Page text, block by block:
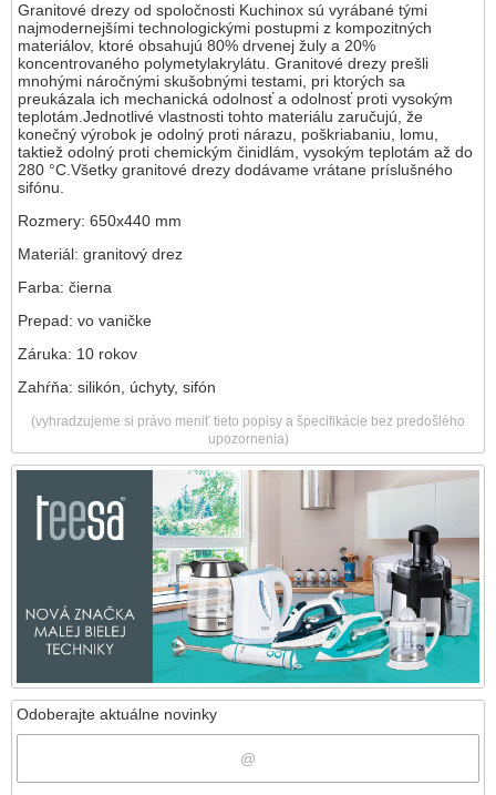
Odoberajte aktuálne novinky
Granitové drezy od spoločnosti Kuchinox sú vyrábané tými
najmodernejšími technologickými postupmi z kompozitných
materiálov, ktoré obsahujú 80% drvenej žuly a 20%
koncentrovaného polymetylakrylátu. Granitové drezy prešli
mnohými náročnými skušobnými testami, pri ktorých sa
preukázala ich mechanická odolnosť a odolnosť proti vysokým
teplotám.Jednotlivé vlastnosti tohto materiálu zaručujú, že
konečný výrobok je odolný proti nárazu, poškriabaniu, lomu,
taktiež odolný proti chemickým činidlám, vysokým teplotám až do
280 °C.Všetky granitové drezy dodávame vrátane príslušného
sifónu.
Rozmery: 650x440 mm
Materiál: granitový drez
Farba: čierna
Prepad: vo vaničke
Záruka: 10 rokov
Zahŕňa: silikón, úchyty, sifón
(vyhradzujeme si právo meniť tieto popisy a špecifikácie bez predošlého
upozornenia)